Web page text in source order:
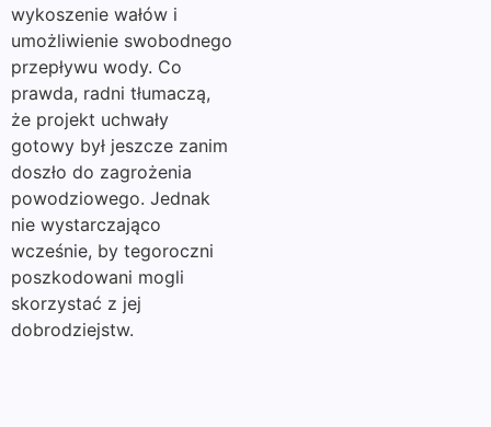
wykoszenie wałów i
umożliwienie swobodnego
przepływu wody. Co
prawda, radni tłumaczą,
że projekt uchwały
gotowy był jeszcze zanim
doszło do zagrożenia
powodziowego. Jednak
nie wystarczająco
wcześnie, by tegoroczni
poszkodowani mogli
skorzystać z jej
dobrodziejstw.